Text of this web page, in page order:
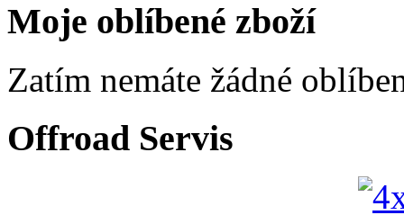
Moje oblíbené zboží
Zatím nemáte žádné
Offroad Servis